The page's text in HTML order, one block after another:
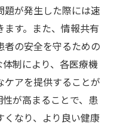
題が発生した際には速
す。また、情報共有
者の安全を守るための
制により、各医療機
ケアを提供することが
が高まることで、患
なり、より良い健康